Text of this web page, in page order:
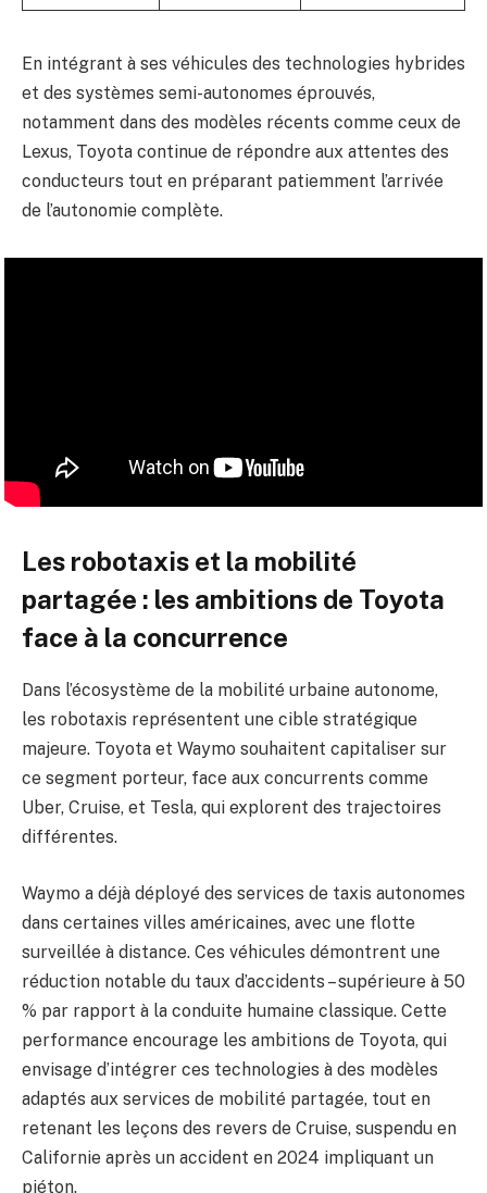
En intégrant à ses véhicules des technologies hybrides
et des systèmes semi-autonomes éprouvés,
notamment dans des modèles récents comme ceux de
Lexus, Toyota continue de répondre aux attentes des
conducteurs tout en préparant patiemment l’arrivée
de l’autonomie complète.
Les robotaxis et la mobilité
partagée : les ambitions de Toyota
face à la concurrence
Dans l’écosystème de la mobilité urbaine autonome,
les robotaxis représentent une cible stratégique
majeure. Toyota et Waymo souhaitent capitaliser sur
ce segment porteur, face aux concurrents comme
Uber, Cruise, et Tesla, qui explorent des trajectoires
différentes.
Waymo a déjà déployé des services de taxis autonomes
dans certaines villes américaines, avec une flotte
surveillée à distance. Ces véhicules démontrent une
réduction notable du taux d’accidents – supérieure à 50
% par rapport à la conduite humaine classique. Cette
performance encourage les ambitions de Toyota, qui
envisage d’intégrer ces technologies à des modèles
adaptés aux services de mobilité partagée, tout en
retenant les leçons des revers de Cruise, suspendu en
Californie après un accident en 2024 impliquant un
piéton.